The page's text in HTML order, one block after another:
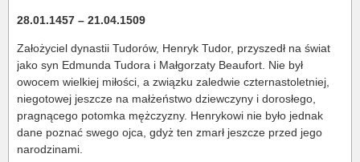
28.01.1457 – 21.04.1509
Założyciel dynastii Tudorów, Henryk Tudor, przyszedł na świat
jako syn Edmunda Tudora i Małgorzaty Beaufort. Nie był
owocem wielkiej miłości, a związku zaledwie czternastoletniej,
niegotowej jeszcze na małżeństwo dziewczyny i dorosłego,
pragnącego potomka mężczyzny. Henrykowi nie było jednak
dane poznać swego ojca, gdyż ten zmarł jeszcze przed jego
narodzinami.